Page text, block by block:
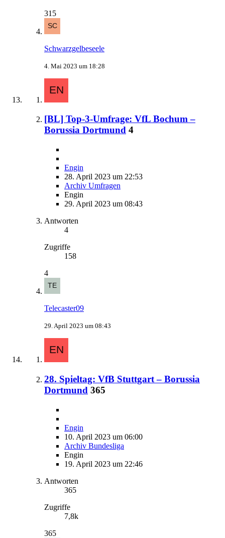
315
Schwarzgelbeseele
4. Mai 2023 um 18:28
[BL] Top-3-Umfrage: VfL Bochum –
Borussia Dortmund 4
Engin
28. April 2023 um 22:53
Archiv Umfragen
Engin
29. April 2023 um 08:43
Antworten
4
Zugriffe
158
4
Telecaster09
29. April 2023 um 08:43
28. Spieltag: VfB Stuttgart – Borussia
Dortmund 365
Engin
10. April 2023 um 06:00
Archiv Bundesliga
Engin
19. April 2023 um 22:46
Antworten
365
Zugriffe
7,8k
365